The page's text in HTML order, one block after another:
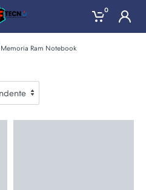
0
Memoria Ram Notebook